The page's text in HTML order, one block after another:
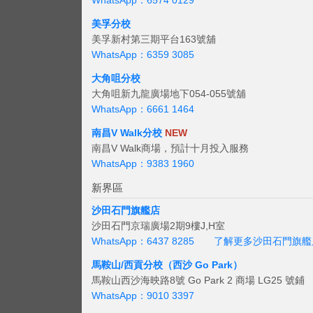
美孚分校
美孚新村第三期平台163號舖
WhatsApp：6359 3085
大角咀分校
大角咀新九龍廣場地下054-055號舖
WhatsApp：6661 1464
南昌V Walk分校 NEW
南昌V Walk商場，預計十月投入服務
WhatsApp：9383 1960
新界區
沙田石門旗艦店
沙田石門京瑞廣場2期9樓J,H室
WhatsApp：6437 8285
了解更多沙田石門旗
馬鞍山/西貢分校（西沙 Go Park）
馬鞍山西沙海映路8號 Go Park 2 商場 LG25 號鋪
WhatsApp：9010 3397